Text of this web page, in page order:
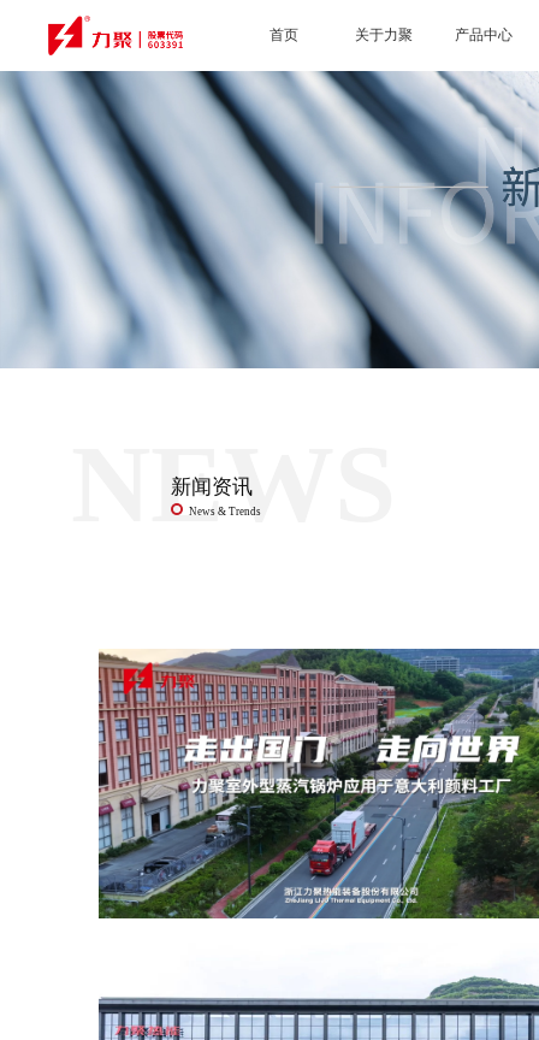
首页 关于力聚 产品中心
NEWS
新闻资讯
News & Trends